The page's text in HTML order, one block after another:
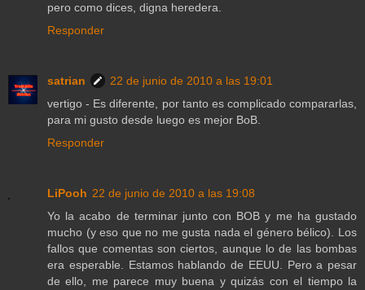
pero como dices, digna heredera.
Responder
satrian
22 de junio de 2010 a las 19:01
vertigo - Es diferente, por tanto es complicado compararlas,
para mi gusto desde luego es mejor BoB.
Responder
LiPooh 22 de junio de 2010 a las 19:08
Yo la acabo de terminar junto con BOB y me ha gustado
mucho (y eso que no me gusta nada el género bélico). Los
fallos que comentas son ciertos, aunque lo de las bombas
era esperable. Estamos hablando de EEUU. Pero a pesar
de ello, me parece muy buena y quizás con el tiempo la